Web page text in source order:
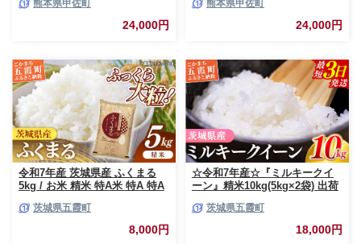
訳あり 厳選 マイスター 生活応
援 ひのひかり 森のくまさん お
すすめ 熊本県 甲佐町【価格改
熊本県甲佐町
24,000円
米 複数原料米 訳あり 厳選 マイ
スター 生活応援 ひのひかり 森
のくまさん おすすめ 熊本県 甲
熊本県甲佐町
24,000円
令和7年産 茨城県産 ふくまる
5kg / お米 精米 特A米 特A 特A
五霞町【価格改定X】
茨城県五霞町
8,000円
☆令和7年産☆『ミルキークイ
ーン』精米10kg(5kg×2袋) 出荷
10kg コメ こめ 人気 銘柄 家計
応援 中山産業 家庭用 茨城県産
茨城県 五霞町【価格変更AB】
茨城県五霞町
18,000円